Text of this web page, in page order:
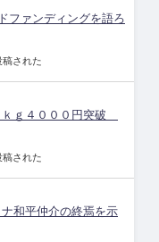
ファンディングを語ろ
稿された
ｋｇ４０００円突破
稿された
和平仲介の終焉を示